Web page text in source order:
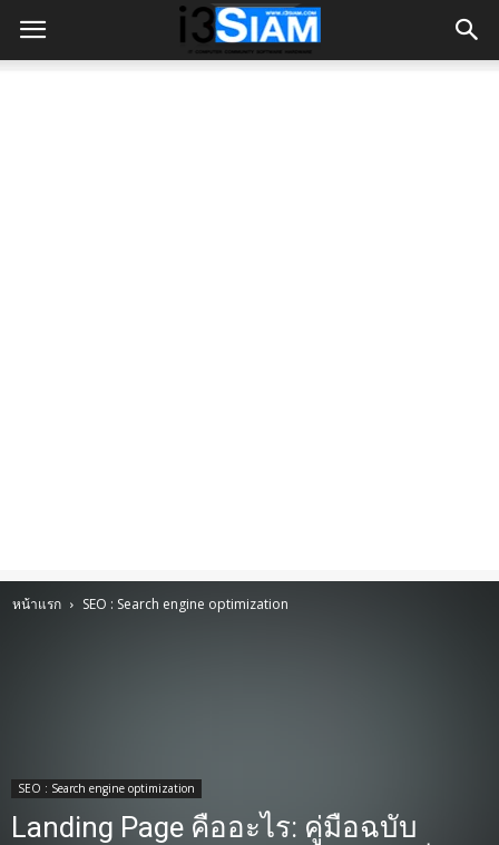
หน้าแรก SEO : Search engine optimization
SEO : Search engine optimization
Landing Page คืออะไร: คู่มือฉบับ